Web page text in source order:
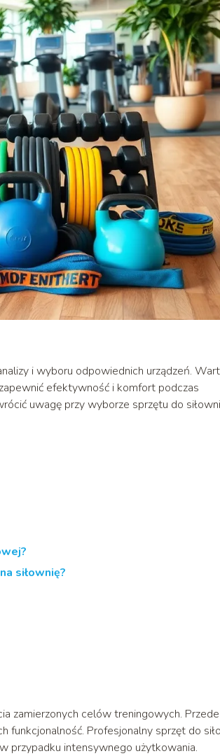
i wyboru odpowiednich urządzeń.
efektywność i komfort podczas
uwagę przy wyborze sprzętu do
siłownię?
zamierzonych celów treningowych. Przede
funkcjonalność. Profesjonalny sprzęt do
przypadku intensywnego użytkowania.